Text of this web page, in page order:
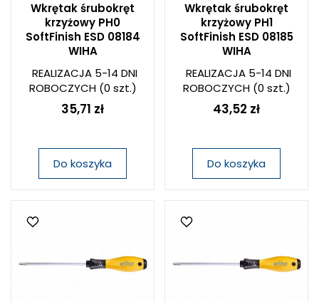
Wkrętak śrubokręt
krzyżowy PH0
SoftFinish ESD 08184
WIHA
REALIZACJA 5-14 DNI
ROBOCZYCH(0 szt.)
35,71 zł
Do koszyka
Wkrętak śrubokręt
krzyżowy PH1
SoftFinish ESD 08185
WIHA
REALIZACJA 5-14 DNI
ROBOCZYCH(0 szt.)
43,52 zł
Do koszyka